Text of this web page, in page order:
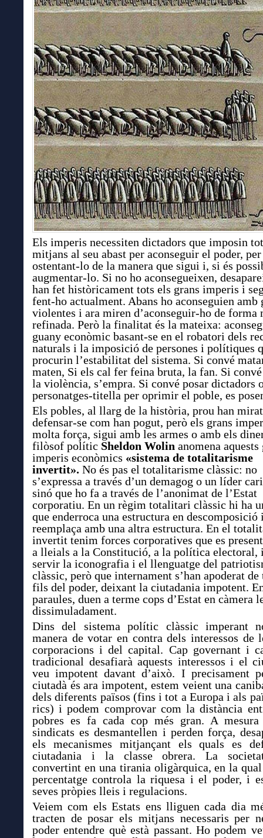
Els imperis necessiten dictadors que imposin
mitjans al seu abast per aconseguir el poder,
ostentant-lo de la manera que sigui i, si és
augmentar-lo. Si no ho aconsegueixen,
han fet històricament tots els grans imperis i
fent-ho actualment. Abans ho aconseguien amb
violentes i ara miren d’aconseguir-ho de forma
refinada. Però la finalitat és la mateixa:
guany econòmic basant-se en el robatori dels
naturals i la imposició de persones i polítiques
procurin l’estabilitat del sistema. Si convé
maten, Si els cal fer feina bruta, la fan. Si
la violència, s’empra. Si convé posar dictadors
personatges-titella per oprimir el poble, es
Els pobles, al llarg de la història, prou han
defensar-se com han pogut, però els grans
molta força, sigui amb les armes o amb els
filòsof polític Sheldon Wolin anomena aquests
imperis econòmics «sistema de totalitarisme
invertit». No és pas el totalitarisme clàssic: no
s’expressa a través d’un demagog o un líder
sinó que ho fa a través de l’anonimat de l’Estat
corporatiu. En un règim totalitari clàssic hi ha
que enderroca una estructura en descomposició
reemplaça amb una altra estructura. En el
invertit tenim forces corporatives que es
a lleials a la Constitució, a la política electoral,
servir la iconografia i el llenguatge del
clàssic, però que internament s’han apoderat de
fils del poder, deixant la ciutadania impotent.
paraules, duen a terme cops d’Estat en càmera
dissimuladament.
Dins del sistema polític clàssic imperant
manera de votar en contra dels interessos de
corporacions i del capital. Cap governant i
tradicional desafiarà aquests interessos i el
veu impotent davant d’això. I precisament
ciutadà és ara impotent, estem veient una
dels diferents països (fins i tot a Europa i als
rics) i podem comprovar com la distància
pobres es fa cada cop més gran. A
sindicats es desmantellen i perden força,
els mecanismes mitjançant els quals es
ciutadania i la classe obrera. La
convertint en una tirania oligàrquica, en la
percentatge controla la riquesa i el poder, i
seves pròpies lleis i regulacions.
Veiem com els Estats ens lliguen cada dia
tracten de posar els mitjans necessaris per
poder entendre què està passant. Ho podem